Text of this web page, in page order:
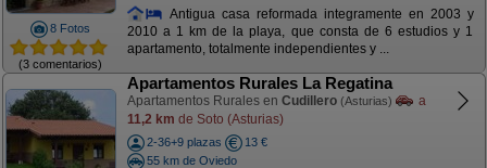
8 Fotos
(3 comentarios)
Antigua casa reformada integramente en 2003 y
2010 a 1 km de la playa, que consta de 6 estudios y 1
apartamento, totalmente independientes y ...
Apartamentos Rurales La Regatina
Apartamentos Rurales en Cudillero (Asturias)
a
11,2 km de Soto (Asturias)
2-36+9 plazas
13 €
55 km de Oviedo